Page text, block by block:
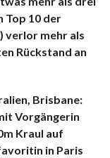
Top 10 der
verlor mehr als
Rückstand an
Brisbane:
Vorgängerin
Kraul auf
in Paris